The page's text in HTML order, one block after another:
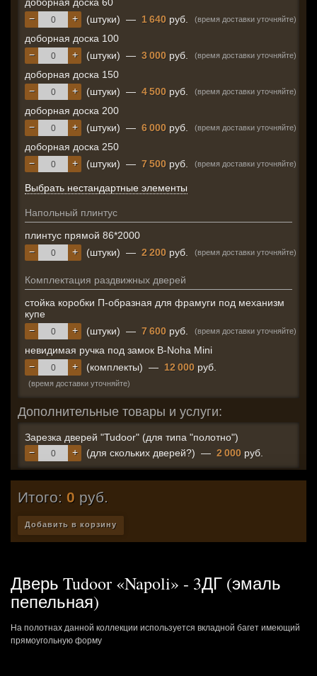
+
− (штуки) — 1 640 руб. (время доставки уточняйте)
доборная доска 100
+
− (штуки) — 3 000 руб. (время доставки уточняйте)
доборная доска 150
+
− (штуки) — 4 500 руб. (время доставки уточняйте)
доборная доска 200
+
− (штуки) — 6 000 руб. (время доставки уточняйте)
доборная доска 250
+
− (штуки) — 7 500 руб. (время доставки уточняйте)
Выбрать нестандартные элементы
Напольный плинтус
плинтус прямой 86*2000
+
− (штуки) — 2 200 руб. (время доставки уточняйте)
Комплектация раздвижных дверей
стойка коробки П-образная для фрамуги под механизм
купе
+
− (штуки) — 7 600 руб. (время доставки уточняйте)
невидимая ручка под замок B-Noha Mini
+
− (комплекты) — 12 000 руб.
(время доставки уточняйте)
Дополнительные товары и услуги:
Зарезка дверей "Tudoor" (для типа "полотно")
+
− (для скольких дверей?) — 2 000 руб.
Итого: 0 руб.
Добавить в корзину
Дверь Tudoor «Napoli» - 3ДГ (эмаль
пепельная)
На полотнах данной коллекции используется вкладной багет имеющий
прямоугольную форму